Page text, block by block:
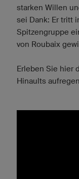
starken Willen
sei Dank: Er tritt
Spitzengruppe
von Roubaix
Erleben Sie hier
Hinaults